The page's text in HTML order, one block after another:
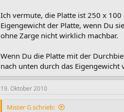
Ich vermute, die Platte ist 250 x 100
Eigengewicht der Platte, wenn Du
ohne Zarge nicht wirklich machbar.
Wenn Du die Platte mit der
nach unten durch das Eigengewicht
19. Oktober 2010
Mister G schrieb: